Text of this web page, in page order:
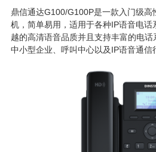
鼎信通达G100/G100P是一款入门级高
机，简单易用，适用于各种IP语音电
越的高清语音品质并且支持丰富的电
中小型企业、呼叫中心以及IP语音通信